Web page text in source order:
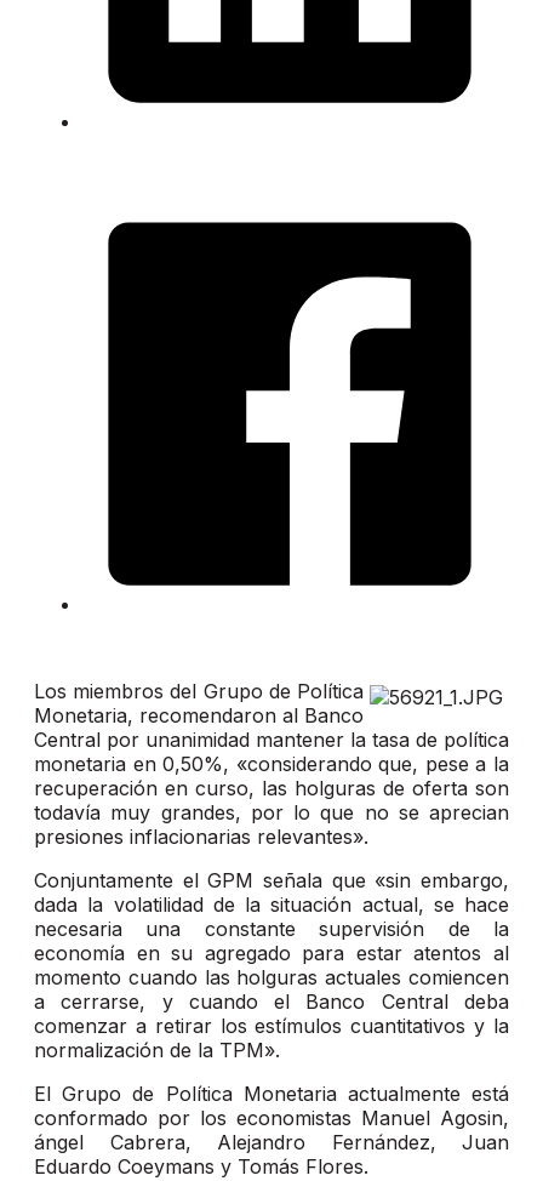
Los miembros del Grupo de Política
Monetaria, recomendaron al Banco
Central por unanimidad mantener la tasa de política
monetaria en 0,50%, «considerando que, pese a la
recuperación en curso, las holguras de oferta son
todavía muy grandes, por lo que no se aprecian
presiones inflacionarias relevantes».
Conjuntamente el GPM señala que «sin embargo,
dada la volatilidad de la situación actual, se hace
necesaria una constante supervisión de la
economía en su agregado para estar atentos al
momento cuando las holguras actuales comiencen
a cerrarse, y cuando el Banco Central deba
comenzar a retirar los estímulos cuantitativos y la
normalización de la TPM».
El Grupo de Política Monetaria actualmente está
conformado por los economistas Manuel Agosin,
ángel Cabrera, Alejandro Fernández, Juan
Eduardo Coeymans y Tomás Flores.